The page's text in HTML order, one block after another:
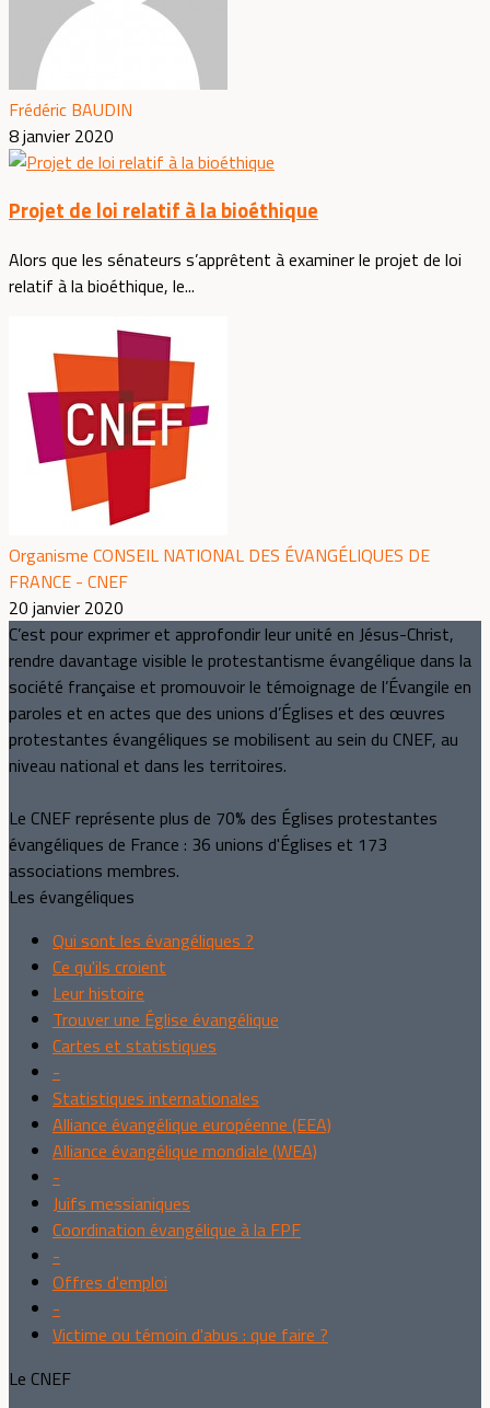
Frédéric BAUDIN
8 janvier 2020
Projet de loi relatif à la bioéthique
Alors que les sénateurs s’apprêtent à examiner le projet de loi
relatif à la bioéthique, le...
Organisme CONSEIL NATIONAL DES ÉVANGÉLIQUES DE
FRANCE - CNEF
20 janvier 2020
C’est pour exprimer et approfondir leur unité en Jésus-Christ,
rendre davantage visible le protestantisme évangélique dans la
société française et promouvoir le témoignage de l’Évangile en
paroles et en actes que des unions d’Églises et des œuvres
protestantes évangéliques se mobilisent au sein du CNEF, au
niveau national et dans les territoires.
Le CNEF représente plus de 70% des Églises protestantes
évangéliques de France : 36 unions d'Églises et 173
associations membres.
Les évangéliques
Qui sont les évangéliques ?
Ce qu'ils croient
Leur histoire
Trouver une Église évangélique
Cartes et statistiques
-
Statistiques internationales
Alliance évangélique européenne (EEA)
Alliance évangélique mondiale (WEA)
-
Juifs messianiques
Coordination évangélique à la FPF
-
Offres d'emploi
-
Victime ou témoin d'abus : que faire ?
Le CNEF